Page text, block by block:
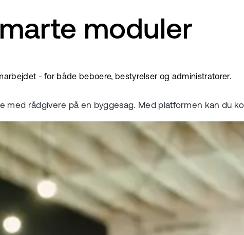
moduler
- for både beboere, bestyrelser og administratorer.
med rådgivere på en byggesag. Med platformen kan du